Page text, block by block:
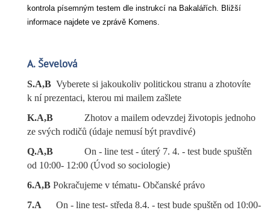
kontrola písemným testem dle instrukcí na Bakalářích. Bližší
informace najdete ve zprávě Komens.
A. Ševelová
S.A,B Vyberete si jakoukoliv politickou stranu a zhotovíte
k ní prezentaci, kterou mi mailem zašlete
K.A,B Zhotov a mailem odevzdej životopis jednoho
ze svých rodičů (údaje nemusí být pravdivé)
Q.A,B On - line test - úterý 7. 4. - test bude spuštěn
od 10:00- 12:00 (Úvod so sociologie)
6.A,B Pokračujeme v tématu- Občanské právo
7.A On - line test- středa 8.4. - test bude spuštěn od 10:00-